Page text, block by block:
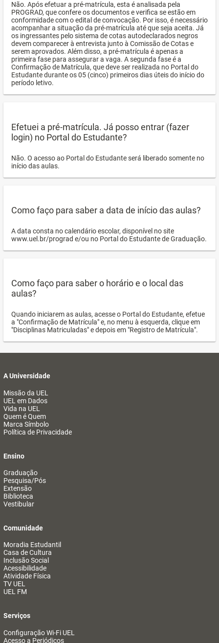
Não. Após efetuar a pré-matrícula, esta é analisada pela
PROGRAD, que confere os documentos e verifica se estão em
conformidade com o edital de convocação. Por isso, é necessário
acompanhar a situação da pré-matrícula até que seja aceita. Já
os ingressantes pelo sistema de cotas autodeclarados negros
devem comparecer à entrevista junto à Comissão de Cotas e
serem aprovados. Além disso, a pré-matrícula é apenas a
primeira fase para assegurar a vaga. A segunda fase é a
Confirmação de Matrícula, que deve ser realizada no Portal do
Estudante durante os 05 (cinco) primeiros dias úteis do início do
período letivo.
Efetuei a pré-matrícula. Já posso entrar (fazer
login) no Portal do Estudante?
Não. O acesso ao Portal do Estudante será liberado somente no
início das aulas.
Como faço para saber a data de início das aulas?
A data consta no calendário escolar, disponível no site
www.uel.br/prograd e/ou no Portal do Estudante de Graduação.
Como faço para saber o horário e o local das
aulas?
Quando iniciarem as aulas, acesse o Portal do Estudante, efetue
a "Confirmação de Matrícula" e, no menu à esquerda, clique em
"Disciplinas Matriculadas" e depois em "Registro de Matrícula".
A Universidade
Missão da UEL
UEL em Dados
Vida na UEL
Quem é Quem
Marca Símbolo
Política de Privacidade
Ensino
Graduação
Pesquisa/Pós
Extensão
Biblioteca
Vestibular
Comunidade
Moradia Estudantil
Casa de Cultura
Inclusão Social
Acessibilidade
Atividade Física
TV UEL
UEL FM
Serviços
Configuração Wi-Fi UEL
Acesso a Periódicos